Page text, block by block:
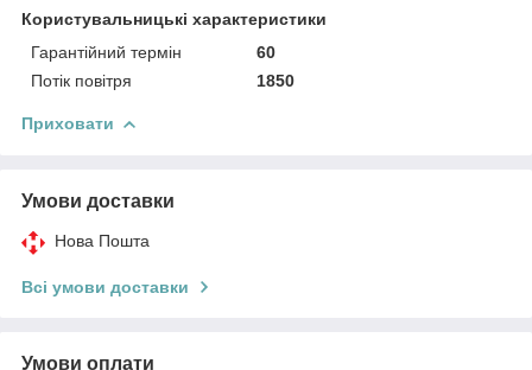
Користувальницькі характеристики
Гарантійний термін
60
Потік повітря
1850
Приховати
Умови доставки
Нова Пошта
Всі умови доставки
Умови оплати